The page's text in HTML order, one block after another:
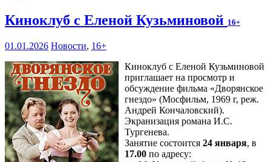
Киноклуб с Еленой Кузьминовой 16+
01.01.2026 Новости, 16+
Киноклуб с Еленой Кузьминовой
приглашает на просмотр и
обсуждение фильма «Дворянское
гнездо» (Мосфильм, 1969 г, реж.
Андрей Кончаловский).
Экранизация романа И.С.
Тургенева.
Занятие состоится 24 января, в
17.00 по адресу: